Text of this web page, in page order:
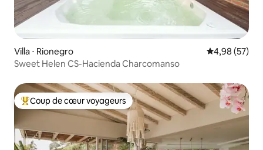
Villa ⋅ Rionegro Évaluation
4,98 (57)
Sweet Helen CS-Hacienda Charcomanso
Coups de cœur voyageurs les plus appréciés
Coup de cœur voyageurs